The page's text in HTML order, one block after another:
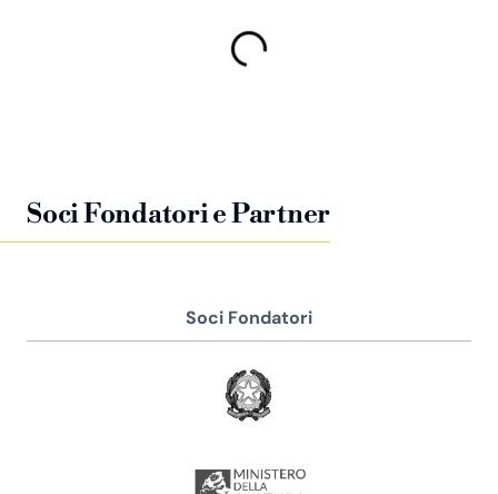
Soci Fondatori e Partner
Soci Fondatori